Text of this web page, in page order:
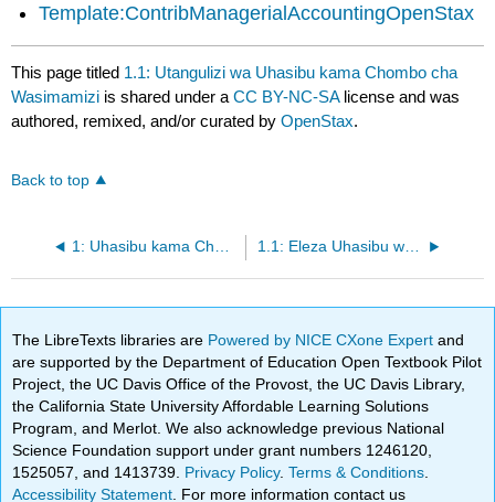
Template:ContribManagerialAccountingOpenStax
This page titled 1.1: Utangulizi wa Uhasibu kama Chombo cha
Wasimamizi is shared under aCC BY-NC-SA license and was
authored, remixed, and/or curated byOpenStax.
Back to top
1: Uhasibu kama Chombo cha Wasimamizi 1.1: Eleza Uhasibu wa Usimamizi na Kutambua Majukumu Matatu ya Msingi ya Usimamizi
The LibreTexts libraries are Powered by NICE CXone Expertand
are supported by the Department of Education Open Textbook Pilot
Project, the UC Davis Office of the Provost, the UC Davis Library,
the California State University Affordable Learning Solutions
Program, and Merlot. We also acknowledge previous National
Science Foundation support under grant numbers 1246120,
1525057, and 1413739. Privacy Policy.Terms & Conditions
Accessibility Statement . For more information contact us